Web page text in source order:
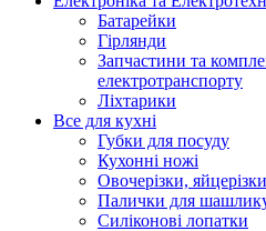
Батарейки
Гірлянди
Запчастини та
електротранспорту
Ліхтарики
Все для кухні
Губки для посуду
Кухонні ножі
Овочерізки, яйцерізки
Палички для
Силіконові лопатки